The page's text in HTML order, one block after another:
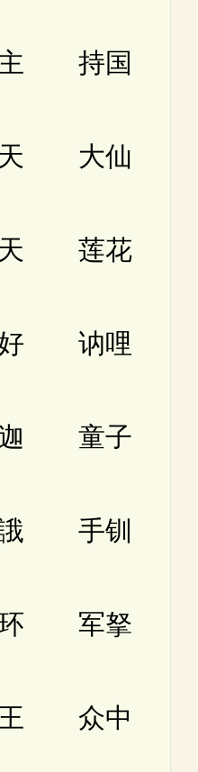
持国
大仙
莲花
讷哩
童子
手钏
军拏
众中